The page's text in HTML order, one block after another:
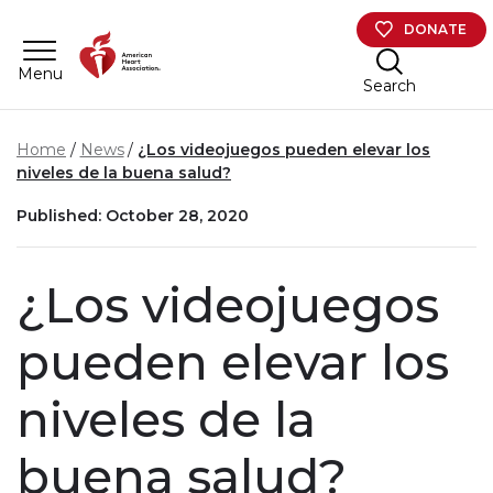
Menu
DONATE
Search
Home News
¿Los videojuegos pueden elevar los
niveles de la buena salud?
Published: October 28, 2020
¿Los videojuegos
pueden elevar los
niveles de la
buena salud?